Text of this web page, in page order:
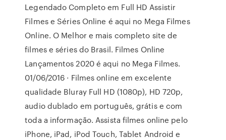
Legendado Completo em Full HD Assistir
Filmes e Séries Online é aqui no Mega Filmes
Online. O Melhor e mais completo site de
filmes e séries do Brasil. Filmes Online
Lançamentos 2020 é aqui no Mega Filmes.
01/06/2016 · Filmes online em excelente
qualidade Bluray Full HD (1080p), HD 720p,
audio dublado em português, grátis e com
toda a informação. Assista filmes online pelo
iPhone, iPad, iPod Touch, Tablet Android e